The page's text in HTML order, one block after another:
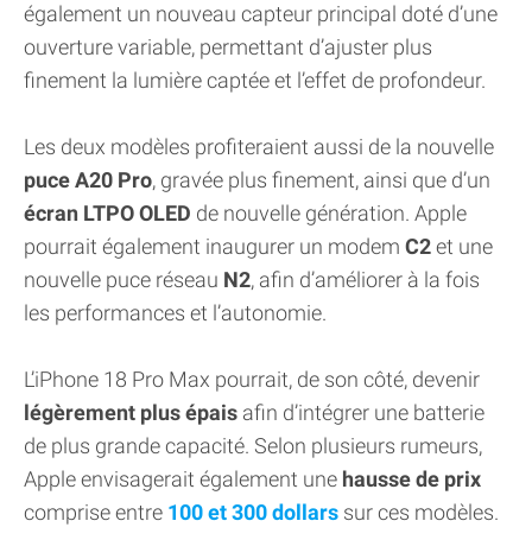
également un nouveau capteur principal doté d’une
ouverture variable, permettant d’ajuster plus
finement la lumière captée et l’effet de profondeur.
Les deux modèles profiteraient aussi de la nouvelle
puce A20 Pro, gravée plus finement, ainsi que d’un
écran LTPO OLED de nouvelle génération. Apple
pourrait également inaugurer un modem C2et une
nouvelle puce réseau N2, afin d’améliorer à la fois
les performances et l’autonomie.
L’iPhone 18 Pro Max pourrait, de son côté, devenir
légèrement plus épais afin d’intégrer une batterie
de plus grande capacité. Selon plusieurs rumeurs,
Apple envisagerait également une hausse de prix
comprise entre 100 et 300 dollars sur ces modèles.